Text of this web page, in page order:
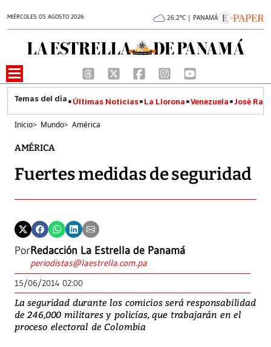
MIÉRCOLES 05 AGOSTO 2026 26.2°C | PANAMÁ
Últimas Noticias La Llorona Venezuela José
Inicio> Mundo> América
AMÉRICA
Fuertes medidas de seguridad
PorRedacción La Estrella de Panamá
periodistas@laestrella.com.pa
15/06/2014 02:00
La seguridad durante los comicios será responsabilidad
de 246,000 militares y policías, que trabajarán en el
proceso electoral de Colombia